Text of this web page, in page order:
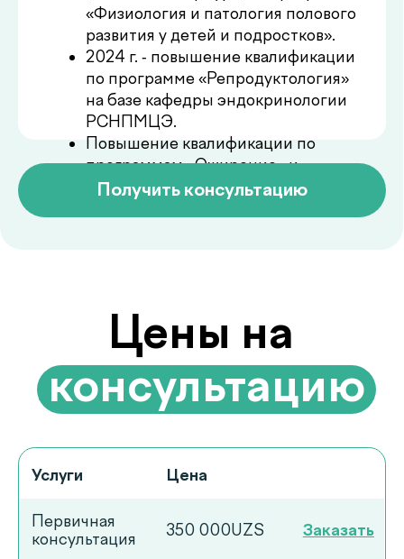
Цена
Первичная
консультация
350 000UZS
Повторная
консультация
250 000UZS Заказать
Отвечаем на
частые.вопросы